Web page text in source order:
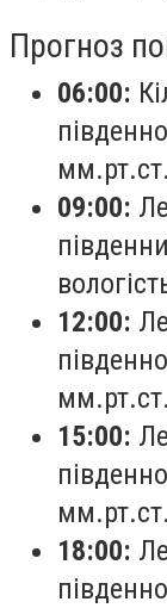
Прогноз
06:00:
09:00:
12:00:
15:00:
18:00: